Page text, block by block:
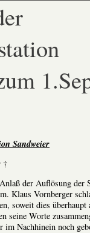
Sandweier
†
der Auflösung der
Klaus Vornberger
soweit dies überhaupt
seine Worte
im Nachhinein noch